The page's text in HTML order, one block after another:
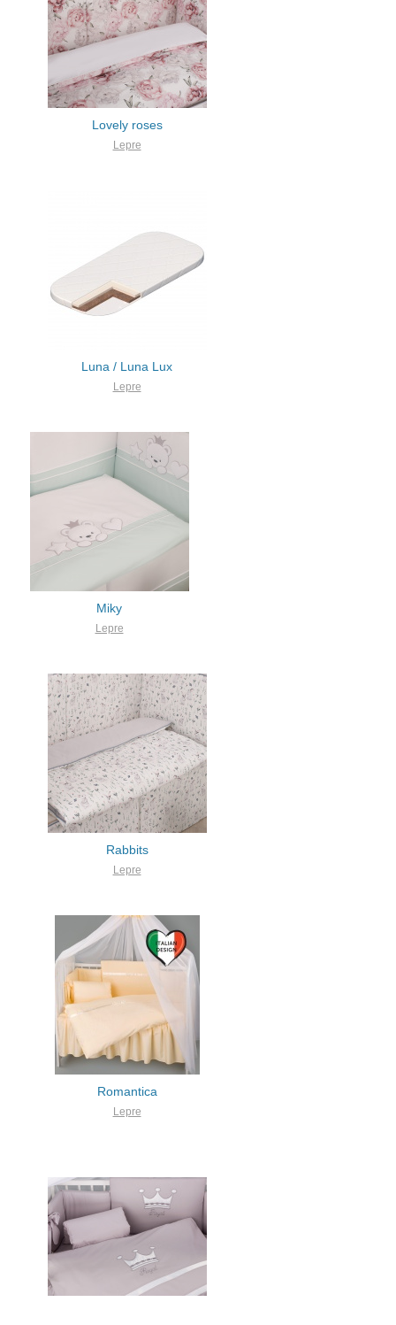
Lovely roses
Lepre
Luna / Luna Lux
Lepre
Miky
Lepre
Rabbits
Lepre
Romantica
Lepre